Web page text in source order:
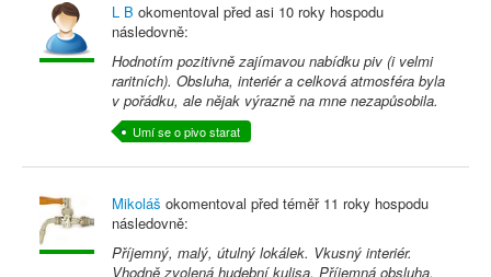
L B okomentoval před asi 10 roky hospodu
následovně:
Hodnotím pozitivně zajímavou nabídku piv (i velmi
raritních). Obsluha, interiér a celková atmosféra byla
v pořádku, ale nějak výrazně na mne nezapůsobila.
Umí se o pivo starat
Mikoláš okomentoval před téměř 11 roky hospodu
následovně:
Příjemný, malý, útulný lokálek. Vkusný interiér.
Vhodně zvolená hudební kulisa. Příjemná obsluha.